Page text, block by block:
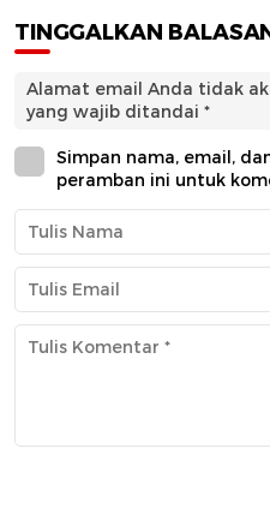
TINGGALKAN
Alamat email Anda tidak
yang wajib ditandai *
Simpan nama, email,
peramban ini untuk